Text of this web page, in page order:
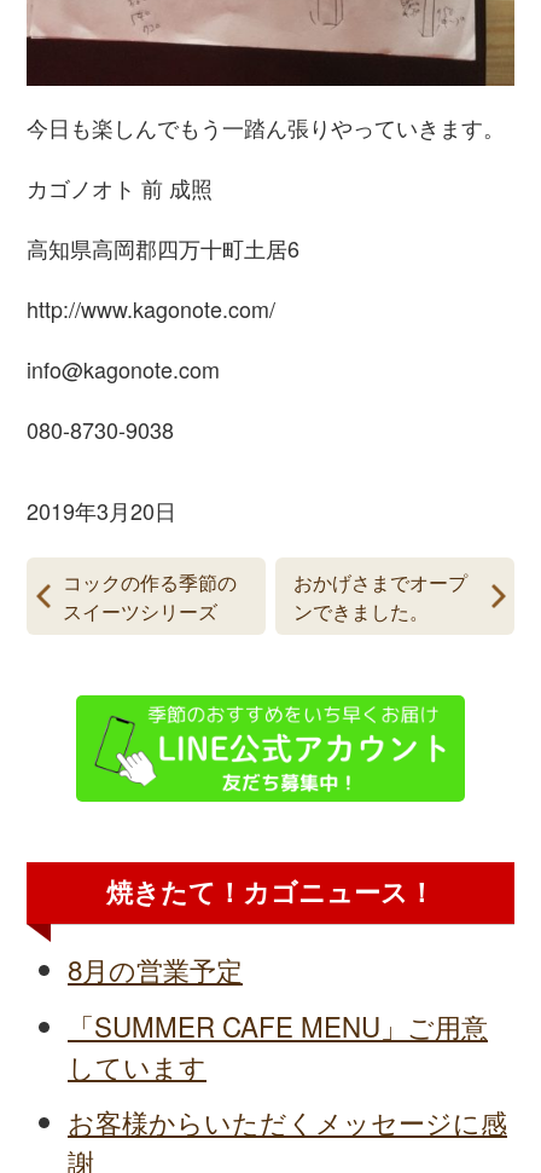
今日も楽しんでもう一踏ん張りやっていきます。
カゴノオト 前 成照
高知県高岡郡四万十町土居6
http://www.kagonote.com/
info@kagonote.com
080-8730-9038
2019年3月20日
コックの作る季節の
スイーツシリーズ
おかげさまでオープ
ンできました。
焼きたて！カゴニュース！
8月の営業予定
「SUMMER CAFE MENU」ご用意
しています
お客様からいただくメッセージに感
謝